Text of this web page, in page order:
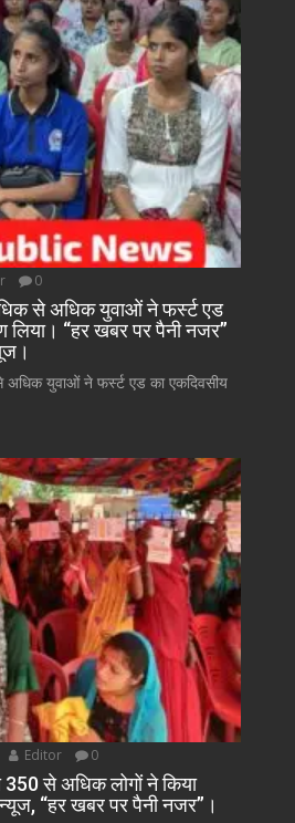
0
से अधिक युवाओं ने फर्स्ट एड
लिया। “हर खबर पर पैनी नजर”
अधिक युवाओं ने फर्स्ट एड का एकदिवसीय
Editor 0
से अधिक लोगों ने किया
“हर खबर पर पैनी नजर”।